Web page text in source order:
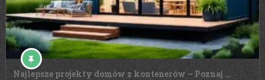
Najlepsze projekty domów z kontenerów – Poznaj …